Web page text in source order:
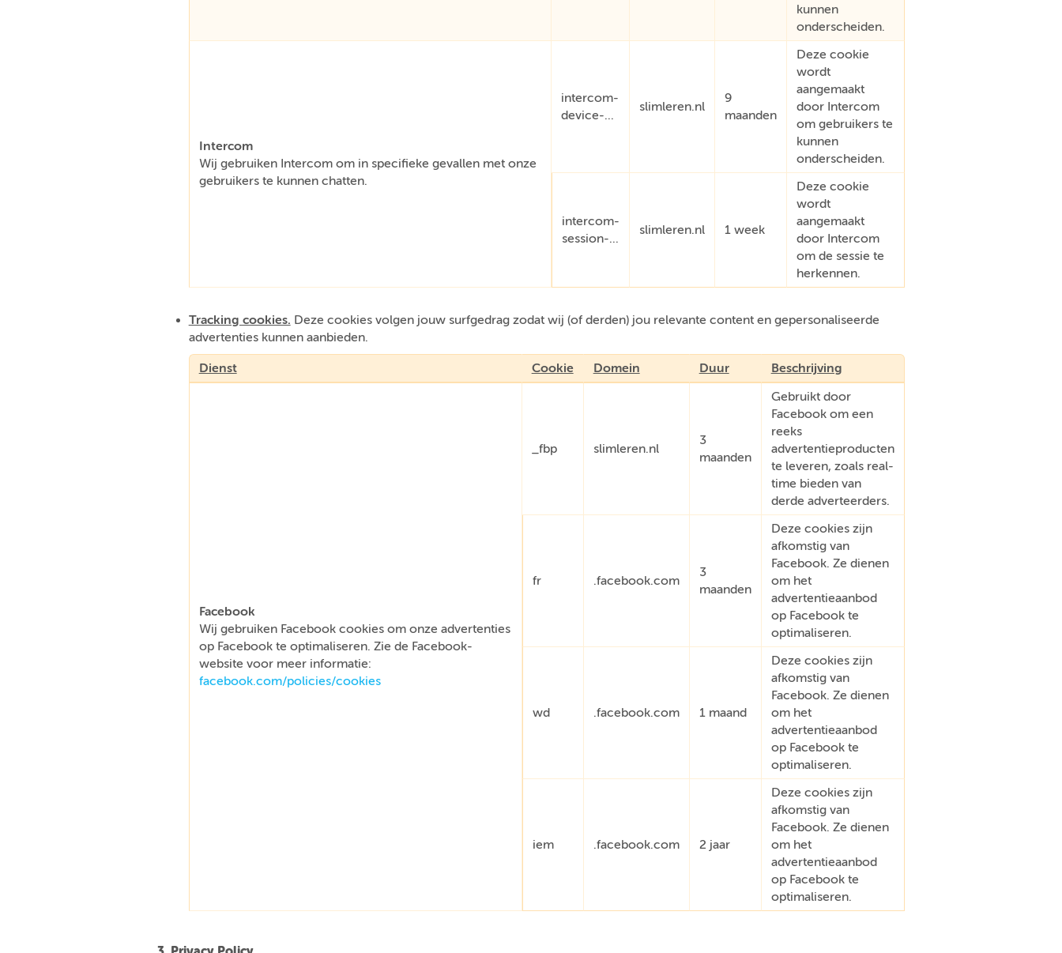
kunnen
onderscheiden.
Intercom
Wij gebruiken Intercom om in specifieke gevallen met onze
gebruikers te kunnen chatten.
intercom-
device-...
slimleren.nl
9
maanden
Deze cookie
wordt
aangemaakt
door Intercom
om gebruikers te
kunnen
onderscheiden.
intercom-
session-...
slimleren.nl 1 week
Deze cookie
wordt
aangemaakt
door Intercom
om de sessie te
herkennen.
Tracking cookies. Deze cookies volgen jouw surfgedrag zodat wij (of derden) jou relevante content en gepersonaliseerde
advertenties kunnen aanbieden.
Dienst Cookie Domein Duur Beschrijving
Facebook
Wij gebruiken Facebook cookies om onze advertenties
op Facebook te optimaliseren. Zie de Facebook-
website voor meer informatie:
facebook.com/policies/cookies
_fbp slimleren.nl
3
maanden
Gebruikt door
Facebook om een
reeks
advertentieproducten
te leveren, zoals real-
time bieden van
derde adverteerders.
fr .facebook.com
3
maanden
Deze cookies zijn
afkomstig van
Facebook. Ze dienen
om het
advertentieaanbod
op Facebook te
optimaliseren.
wd .facebook.com 1 maand
Deze cookies zijn
afkomstig van
Facebook. Ze dienen
om het
advertentieaanbod
op Facebook te
optimaliseren.
iem .facebook.com 2 jaar
Deze cookies zijn
afkomstig van
Facebook. Ze dienen
om het
advertentieaanbod
op Facebook te
optimaliseren.